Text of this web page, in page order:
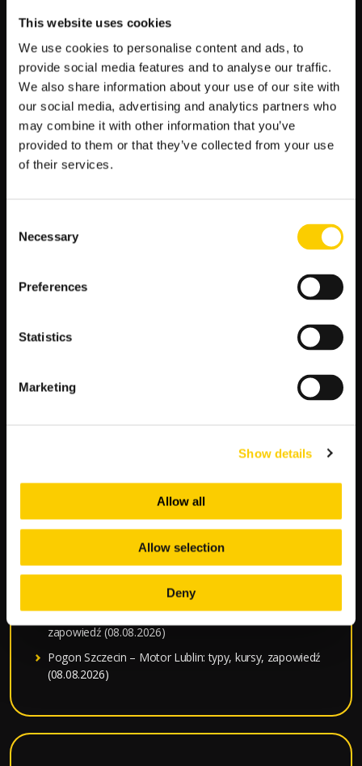
This website uses cookies
We use cookies to personalise content and ads, to
provide social media features and to analyse our traffic.
We also share information about your use of our site with
our social media, advertising and analytics partners who
may combine it with other information that you’ve
provided to them or that they’ve collected from your use
of their services.
Selection
Necessary
Preferences
Statistics
Marketing
Show details
Allow all
Allow selection
Deny
Ekstraklasa Tabela Kursy Bukmacherskie
Iga Świątek Typy Bukmacherskie
Bundesliga Tabela Kursy
Serie A Tabela Kursy
Typy bukmacherskie na dziś — darmowe typy LV BET
zapowiedź (08.08.2026)
Miedz Legnica – Pogoń Grod. Mazowiecki: typy, kursy,
zapowiedź (08.08.2026)
zapowiedź (08.08.2026)
Podbeskidzie – Lechia Gdansk: typy, kursy, zapowiedź
Estrela – Sporting CP: typy, kursy, zapowiedź
Stal Mielec – Stal Rzeszów: typy, kursy, zapowiedź
Korona Kielce – Legia Warszawa: typy, kursy,
Radomiak Radom – Gornik Zabrze: typy, kursy,
zapowiedź (08.08.2026)
Pogon Szczecin – Motor Lublin: typy, kursy, zapowiedź
(08.08.2026)